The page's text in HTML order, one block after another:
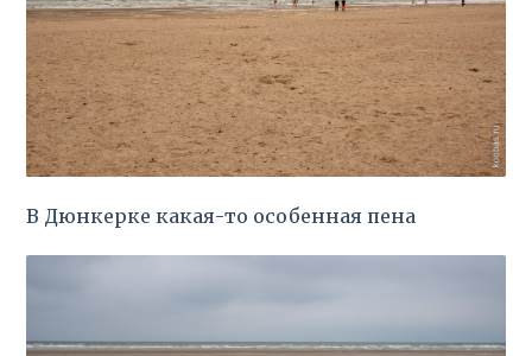
В Дюнкерке какая-то особенная пена